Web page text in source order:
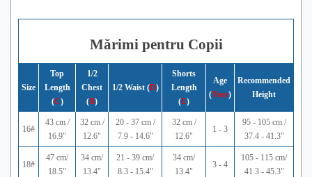
Mărimi pentru Copii
Size
Top
Length
(C)
1/2
Chest
(B)
1/2 Waist (D)
Shorts
Length
(E)
Age
(Year)
Recommended
Height
16#
43 cm /
16.9"
32 cm /
12.6"
20 - 37 cm /
7.9 - 14.6"
32 cm /
12.6"
1 - 3
95 - 105 cm /
37.4 - 41.3"
18#
47 cm/
18.5"
34 cm/
13.4"
21 - 39 cm/
8.3 - 15.4"
34 cm/
13.4"
3 - 4
105 - 115 cm/
41.3 - 45.3"